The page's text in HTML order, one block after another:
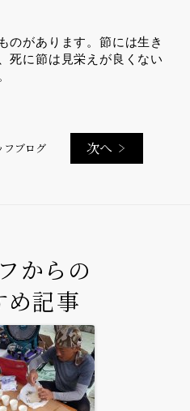
のがあります。節には生き
死に節は見栄えが良くない
フブログ 次へ
からの
め記事